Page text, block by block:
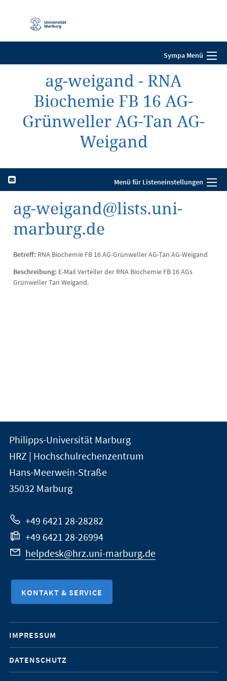
Navigation
Sympa Menü
ag-weigand - RNA
Biochemie FB 16 AG-
Grünweller AG-Tan AG-
Weigand
Menü für Listeneinstellungen
ag-weigand@lists.uni-
marburg.de
Betreff: RNA Biochemie FB 16 AG-Grünweller AG-Tan AG-Weigand
Beschreibung: E-Mail Verteiler der RNA Biochemie FB 16 AGs
Grünweller Tan Weigand.
Kontakt
und
Informationen
zur
Website
der
Universität
Marburg
Philipps-Universität Marburg
HRZ | Hochschulrechenzentrum
Hans-Meerwein-Straße
35032 Marburg
+49 6421 28-28282
+49 6421 28-26994
helpdesk@hrz.uni-marburg.de
KONTAKT & SERVICE
Mobile-
Service-
Navigation
IMPRESSUM
DATENSCHUTZ